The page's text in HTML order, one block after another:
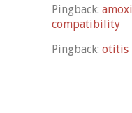
Pingback:
compatibility
Pingback: otitis